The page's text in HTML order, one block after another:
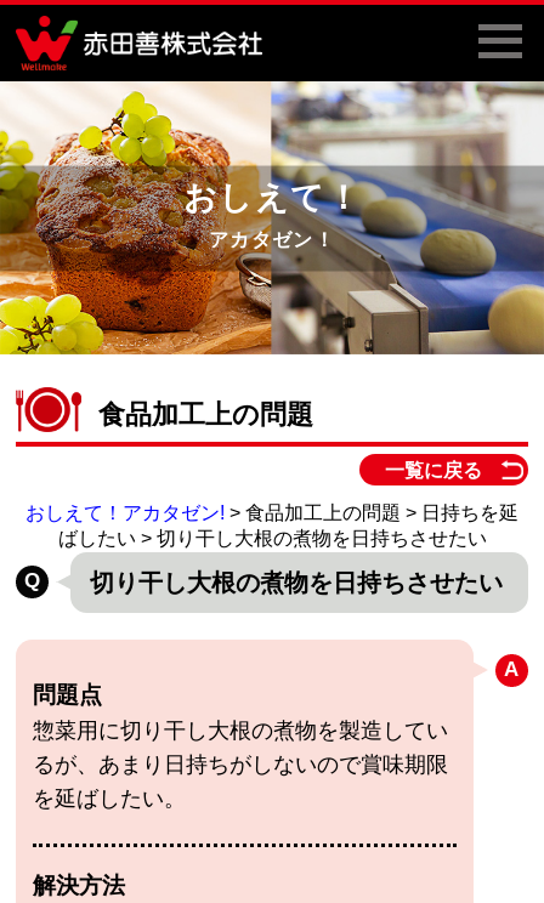
おしえて！
アカタゼン！
食品加工上の問題
一覧に戻る
おしえて！アカタゼン! > 食品加工上の問題 > 日持ちを延
ばしたい > 切り干し大根の煮物を日持ちさせたい
切り干し大根の煮物を日持ちさせたい
問題点
惣菜用に切り干し大根の煮物を製造してい
るが、あまり日持ちがしないので賞味期限
を延ばしたい。
解決方法